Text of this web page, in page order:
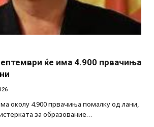
ќе има 4.900 првачиња
околу 4.900 првачиња помалку од лани,
за образование…